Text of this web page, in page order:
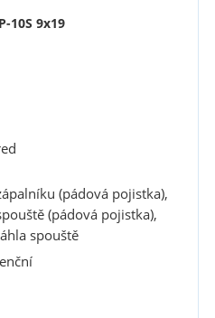
10S 9x19
(pádová pojistka),
(pádová pojistka),
spouště